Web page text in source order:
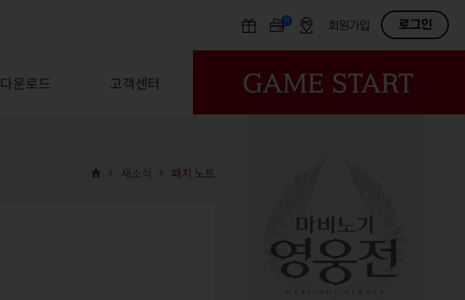
N OFF회원가입 로그인
다운로드 고객센터
새소식 패치 노트